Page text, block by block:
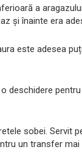
a
și înainte era
este adesea
deschidere
sobei. Servit
un transfer mai